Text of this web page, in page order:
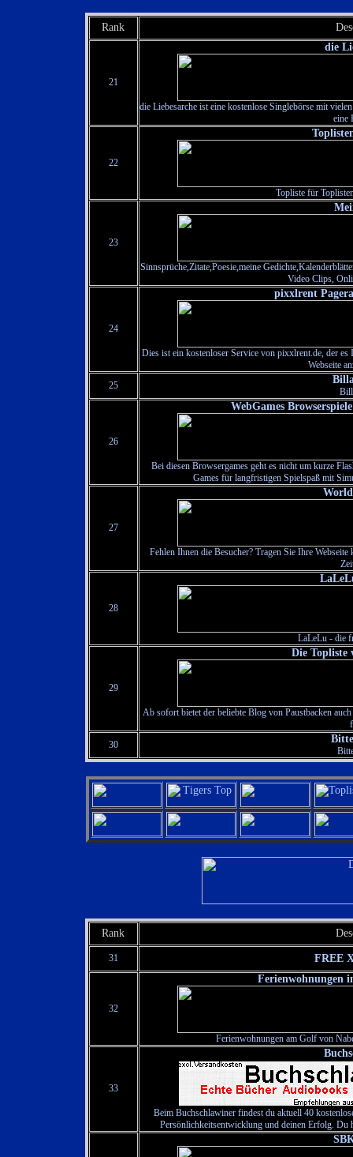
Rank
21
die
die Liebesarche ist eine kostenlose Singlebörse mit
eine
22
Topliste für
23
Sinnsprüche,Zitate,Poesie,meine
Video Clips,
24
pixxlrent
Dies ist ein kostenloser Service von pixxlrent.de, der
Webseite
25
26
WebGames
Bei diesen Browsergames geht es nicht um kurze
Games für langfristigen Spielspaß mit
27
Fehlen Ihnen die Besucher? Tragen Sie Ihre
28
LaLeLu - die
29
Die Topliste
Ab sofort bietet der beliebte Blog von Paustbacken
30
Rank
31 FREE
32
Ferienwohnungen
Ferienwohnungen am Golf von
33
Beim Buchschlawiner findest du aktuell 40
Persönlichkeitsentwicklung und deinen Erfolg. Du